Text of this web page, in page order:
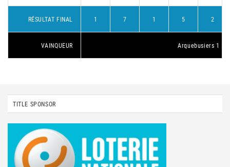
RÉSULTAT FINAL 1 7 1 5 2
VAINQUEUR Arquebusiers 1
TITLE SPONSOR